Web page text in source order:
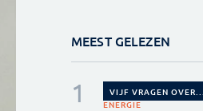
MEEST GELEZEN
VIJF VRAGEN OVER...
ENERGIE